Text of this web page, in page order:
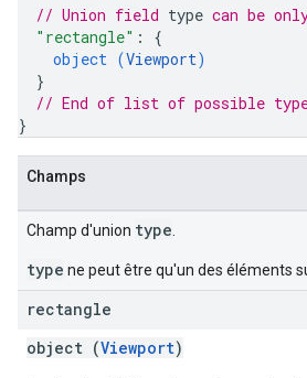
// Union field type can be
"rectangle" : {
object (Viewport)
}
// End of list of possible
}
Champs
Champ d'union type
type ne peut être qu'un des éléments
rectangle
object (Viewport)